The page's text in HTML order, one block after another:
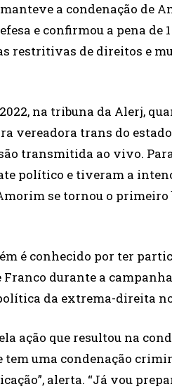
a condenação de
e confirmou a pena de 1
restritivas de direitos e
na tribuna da Alerj,
vereadora trans do estado
transmitida ao vivo.
político e tiveram a
se tornou o
é conhecido por ter
Franco durante a
da extrema-direita
ação que resultou na
tem uma condenação
alerta. “Já vou